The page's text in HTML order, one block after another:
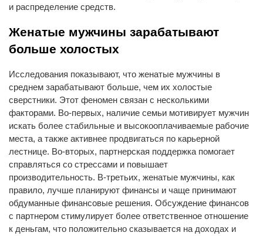
и распределение средств.
Женатые мужчины зарабатывают
больше холостых
Исследования показывают, что женатые мужчины в
среднем зарабатывают больше, чем их холостые
сверстники. Этот феномен связан с несколькими
факторами. Во-первых, наличие семьи мотивирует мужчин
искать более стабильные и высокооплачиваемые рабочие
места, а также активнее продвигаться по карьерной
лестнице. Во-вторых, партнерская поддержка помогает
справляться со стрессами и повышает
производительность. В-третьих, женатые мужчины, как
правило, лучше планируют финансы и чаще принимают
обдуманные финансовые решения. Обсуждение финансов
с партнером стимулирует более ответственное отношение
к деньгам, что положительно сказывается на доходах и